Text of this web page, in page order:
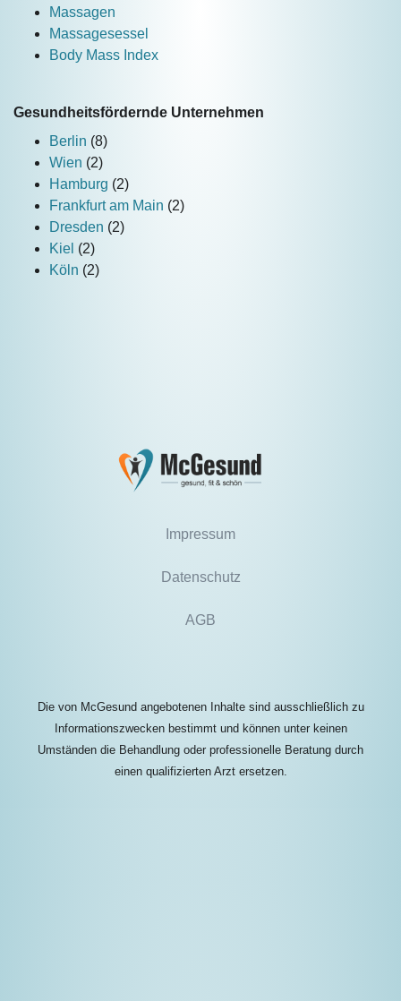
Massagen
Massagesessel
Body Mass Index
Gesundheitsfördernde Unternehmen
Berlin (8)
Wien (2)
Hamburg (2)
Frankfurt am Main (2)
Dresden (2)
Kiel (2)
Köln (2)
Impressum
Datenschutz
AGB
Die von McGesund angebotenen Inhalte sind ausschließlich zu
Informationszwecken bestimmt und können unter keinen
Umständen die Behandlung oder professionelle Beratung durch
einen qualifizierten Arzt ersetzen.